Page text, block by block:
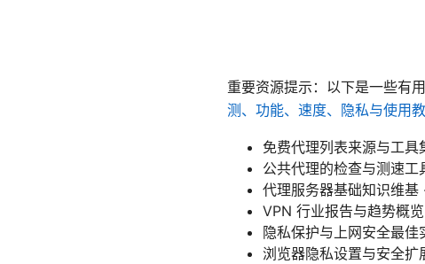
重要资源提示：以下是一些有
测、功能、速度、隐私与使用
免费代理列表来源与工
公共代理的检查与测速
代理服务器基础知识维
VPN 行业报告与趋势概
隐私保护与上网安全最
浏览器隐私设置与安全